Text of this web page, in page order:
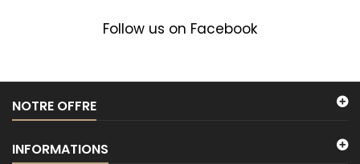
Follow us on Facebook
NOTRE OFFRE
INFORMATIONS